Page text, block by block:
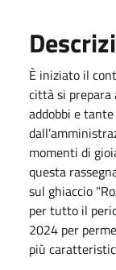
È iniziato il
città si prepara
addobbi e
momenti di
questa
sul ghiaccio
per tutto il
2024 per
più